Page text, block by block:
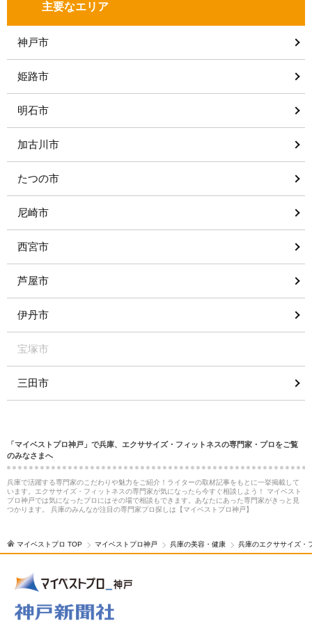
主要なエリア
神戸市
姫路市
明石市
加古川市
たつの市
尼崎市
西宮市
芦屋市
伊丹市
宝塚市
三田市
「マイベストプロ神戸」で兵庫、エクササイズ・フィットネスの専門家・プロをご覧
のみなさまへ
兵庫で活躍する専門家のこだわりや魅力をご紹介！ライターの取材記事をもとに一挙掲載して
います。エクササイズ・フィットネスの専門家が気になったら今すぐ相談しよう！ マイベスト
プロ神戸では気になったプロにはその場で相談もできます。あなたにあった専門家がきっと見
つかります。 兵庫のみんなが注目の専門家プロ探しは【マイベストプロ神戸】
マイベストプロ TOP マイベストプロ神戸 兵庫の美容・健康 兵庫のエクササイズ・